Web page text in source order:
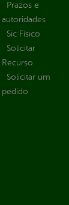
Prazos e
autoridades
Sic Físico
Solicitar
Recurso
Solicitar um
pedido